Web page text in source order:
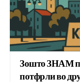
Зошто ЗНАМ
потфрли во